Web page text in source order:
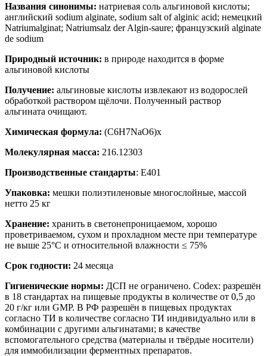
Названия синонимы: натриевая соль альгиновой кислоты;
английский sodium alginate, sodium salt of alginic acid; немецкий
Natriumalginat; Natriumsalz der Algin-saure; французский alginate
de sodium
Природный источник: в природе находится в форме
альгиновой кислоты
Получение: альгиновые кислоты извлекают из водорослей
обработкой раствором щёлочи. Полученный раствор
альгината очищают.
Химическая формула: (C6H7NaO6)x
Молекулярная масса: 216.12303
Производственные стандарты: E401
Упаковка: мешки полиэтиленовые многослойные, массой
нетто 25 кг
Хранение: хранить в светонепроницаемом, хорошо
проветриваемом, сухом и прохладном месте при температуре
не выше 25°С и относительной влажности ≤ 75%
Срок годности: 24 месяца
Гигиенические нормы: ДСП не ограничено. Codex: разрешён
в 18 стандартах на пищевые продукты в количестве от 0,5 до
20 г/кг или GMP. В РФ разрешён в пищевых продуктах
согласно ТИ в количестве согласно ТИ индивидуально или в
комбинации с другими альгинатами; в качестве
вспомогательного средства (материалы и твёрдые носители)
для иммобилизации ферментных препаратов.